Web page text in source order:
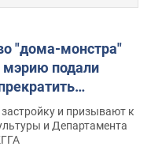
"дома-монстра"
мэрию подали
и призывают к
и Департамента